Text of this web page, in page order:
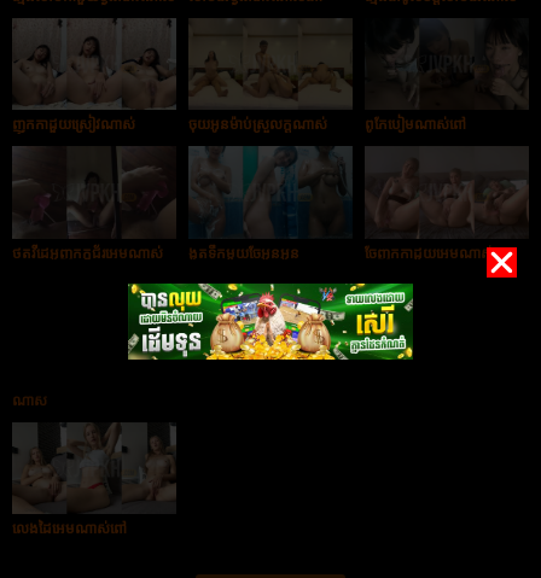
ញុកកាដួយស្រៀវណាស់ ចុយអូនម៉ាប់ស្រួលក្ដណាស់ ពូកែបៀមណាស់ពៅ
ថតវីដេអូញុកក្ដជ័រអេមណាស់ ងូតទឹកមួយចែអូនអូន ចែញុកកាដួយអេមណាស់
ណាស់
លេងដៃអេមណាស់ពៅ